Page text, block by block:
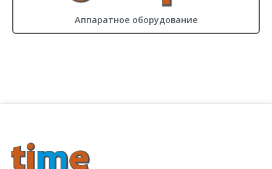
Аппаратное оборудование